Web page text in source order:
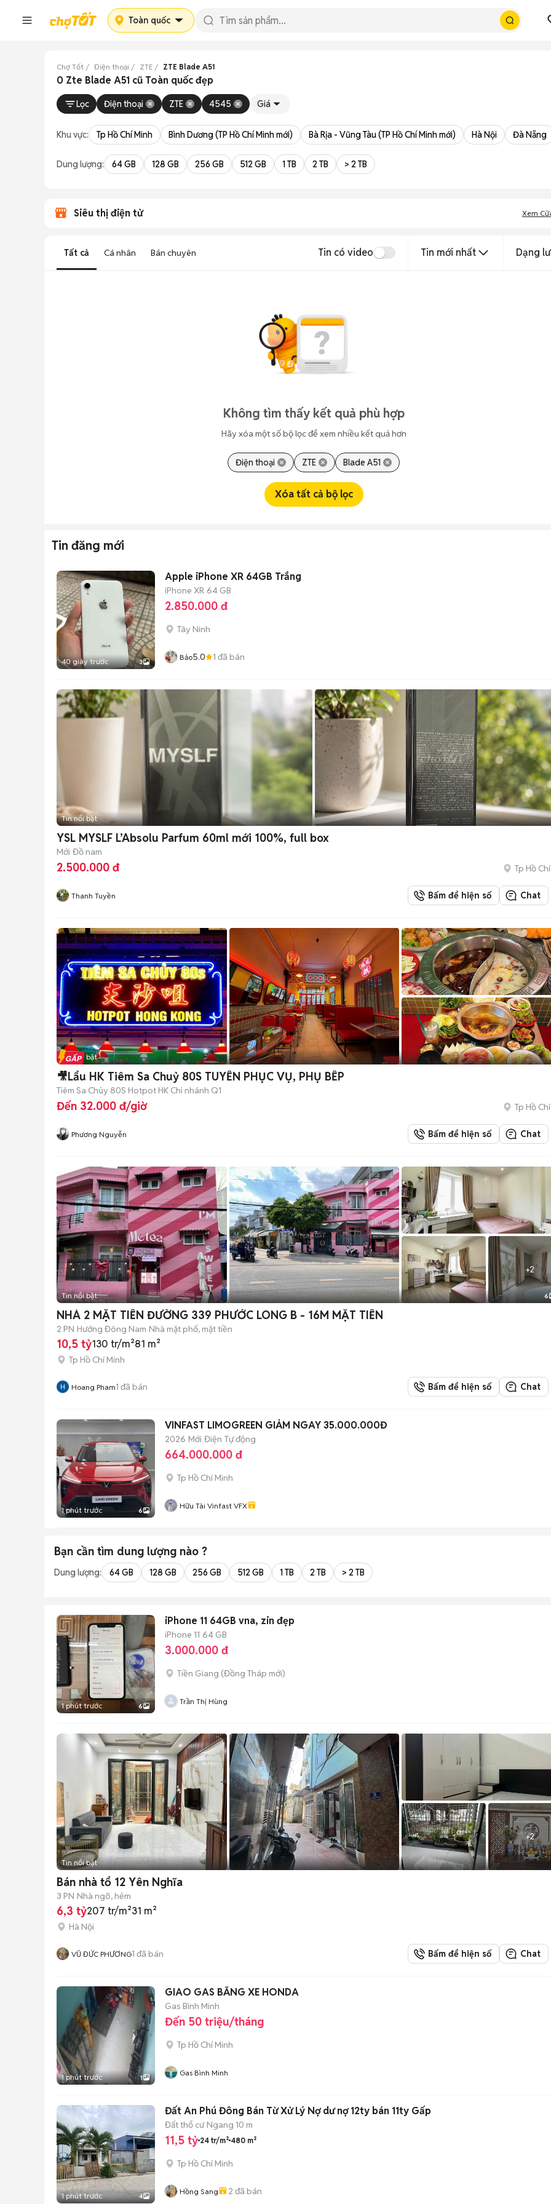
Toàn quốc
Chợ Tốt Điện thoại ZTE ZTE Blade A51
0 Zte Blade A51 cũ Toàn quốc đẹp
Lọc Điện thoại ZTE 4545 Giá
Khu vực: Tp Hồ Chí Minh Bình Dương (TP Hồ Chí Minh mới) Bà Rịa - Vũng Tàu (TP Hồ Chí Minh mới) Hà Nội Đà Nẵng
Dung lượng: 64 GB 128 GB 256 GB 512 GB 1 TB 2 TB > 2 TB
Siêu thị điện tử Xem
Tất cả Cá nhân Bán chuyên Tin có video Tin mới nhất Dạng
Không tìm thấy kết quả phù hợp
Hãy xóa một số bộ lọc để xem nhiều kết quả hơn
Điện thoại ZTE Blade A51
Xóa tất cả bộ lọc
Tin đăng mới
40 giây trước 3
Apple iPhone XR 64GB Trắng
iPhone XR 64 GB
2.850.000 đ
Tây Ninh
Bảo5.0 1 đã bán
Tin nổi bật
YSL MYSLF L’Absolu Parfum 60ml mới 100%, full box
Mới Đồ nam
2.500.000 đ Tp Hồ
Thanh Tuyền Bấm để hiện số Chat
Tin nổi bật
🎥Lẩu HK Tiêm Sa Chuỷ 80S TUYỂN PHỤC VỤ, PHỤ BẾP
Tiêm Sa Chủy 80S Hotpot HK Chi nhánh Q1
Đến 32.000 đ/giờ Tp Hồ
Phương Nguyễn Bấm để hiện số Chat
+2
Tin nổi bật 6
NHÀ 2 MẶT TIỀN ĐƯỜNG 339 PHƯỚC LONG B - 16M MẶT TIỀN
2 PN Hướng Đông Nam Nhà mặt phố, mặt tiền
10,5 tỷ130 tr/m²81 m²
Tp Hồ Chí Minh
Hoang Pham1 đã bán Bấm để hiện số Chat
1 phút trước 6
VINFAST LIMOGREEN GIẢM NGAY 35.000.000Đ
2026 Mới Điện Tự động
664.000.000 đ
Tp Hồ Chí Minh
Hữu Tài Vinfast VFX
Bạn cần tìm dung lượng nào ?
Dung lượng: 64 GB 128 GB 256 GB 512 GB 1 TB 2 TB > 2 TB
1 phút trước 6
iPhone 11 64GB vna, zin đẹp
iPhone 11 64 GB
3.000.000 đ
Tiền Giang (Đồng Tháp mới)
Trần Thị Hùng
+2
Tin nổi bật
Bán nhà tổ 12 Yên Nghĩa
3 PN Nhà ngõ, hẻm
6,3 tỷ207 tr/m²31 m²
Hà Nội
VŨ ĐỨC PHƯƠNG1 đã bán Bấm để hiện số Chat
1 phút trước 1
GIAO GAS BẰNG XE HONDA
Gas Bình Minh
Đến 50 triệu/tháng
Tp Hồ Chí Minh
Gas Bình Minh
1 phút trước 4
Đất An Phú Đông Bán Từ Xử Lý Nợ dư nợ 12ty bán 11ty Gấp
Đất thổ cư Ngang 10 m
11,5 tỷ 24 tr/m² 480 m²
Tp Hồ Chí Minh
Hồng Sang 2 đã bán